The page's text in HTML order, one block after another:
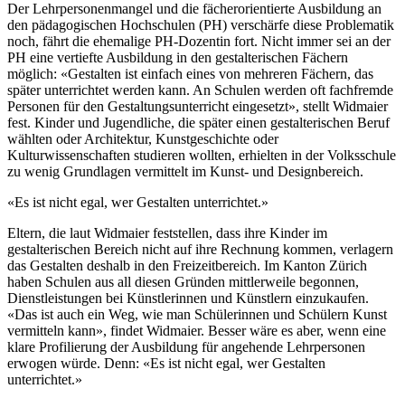
Der Lehrpersonenmangel und die fächerorientierte Ausbildung an
den pädagogischen Hochschulen (PH) verschärfe diese Problematik
noch, fährt die ehemalige PH-Dozentin fort. Nicht immer sei an der
PH eine vertiefte Ausbildung in den gestalterischen Fächern
möglich: «Gestalten ist einfach eines von mehreren Fächern, das
später unterrichtet werden kann. An Schulen werden oft fachfremde
Personen für den Gestaltungsunterricht eingesetzt», stellt Widmaier
fest. Kinder und Jugendliche, die später einen gestalterischen Beruf
wählten oder Architektur, Kunstgeschichte oder
Kulturwissenschaften studieren wollten, erhielten in der Volksschule
zu wenig Grundlagen vermittelt im Kunst- und Designbereich.
«Es ist nicht egal, wer Gestalten unterrichtet.»
Eltern, die laut Widmaier feststellen, dass ihre Kinder im
gestalterischen Bereich nicht auf ihre Rechnung kommen, verlagern
das Gestalten deshalb in den Freizeitbereich. Im Kanton Zürich
haben Schulen aus all diesen Gründen mittlerweile begonnen,
Dienstleistungen bei Künstlerinnen und Künstlern einzukaufen.
«Das ist auch ein Weg, wie man Schülerinnen und Schülern Kunst
vermitteln kann», findet Widmaier. Besser wäre es aber, wenn eine
klare Profilierung der Ausbildung für angehende Lehrpersonen
erwogen würde. Denn: «Es ist nicht egal, wer Gestalten
unterrichtet.»